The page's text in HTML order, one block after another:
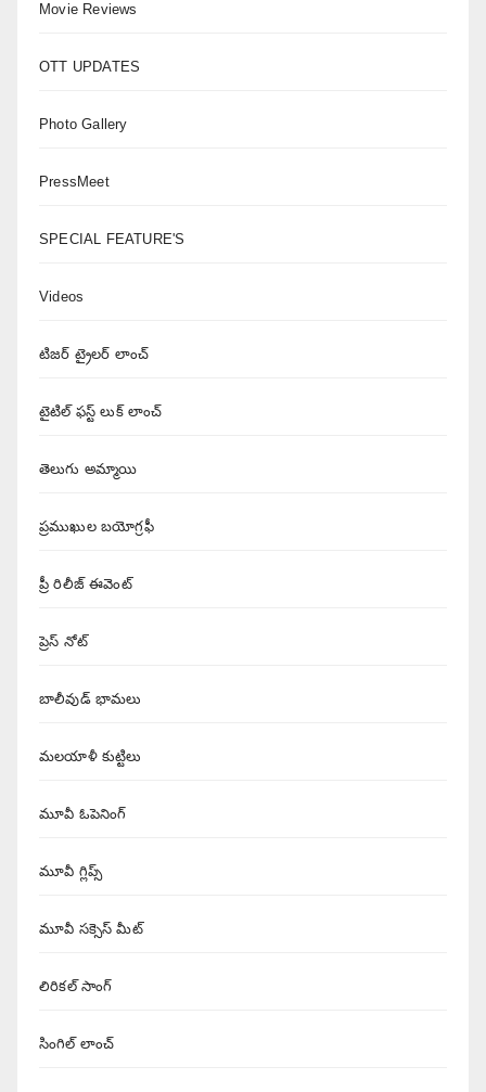
Movie Reviews
OTT UPDATES
Photo Gallery
PressMeet
SPECIAL FEATURE'S
Videos
టిజర్ ట్రైలర్ లాంచ్
టైటిల్ ఫస్ట్ లుక్ లాంచ్
తెలుగు అమ్మాయి
ప్రముఖుల బయోగ్రఫీ
ప్రీ రిలీజ్ ఈవెంట్
ప్రెస్ నోట్
బాలీవుడ్ భామలు
మలయాళీ కుట్టిలు
మూవీ ఓపెనింగ్
మూవీ గ్లిప్స్
మూవీ సక్సెస్ మీట్
లిరికల్ సాంగ్
సింగిల్ లాంచ్